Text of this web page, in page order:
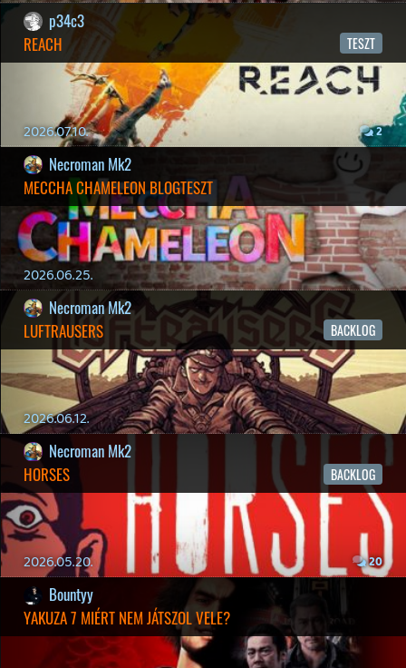
LITTLE NIGHTMARES VR: ALTERED ECHOES
TESZT
2026.04.23. 3
REANIMAL - ELEMZÉS(PODCAST)
2026.04.22.
Necroman Mk2
GLITCHY CUTE LOOP TESZT
2026.04.14. 11
Necroman Mk2
THE EXIT 8
BACKLOG
2026.04.08. 7
axl
AACE COMBAT
AJÁNLÓ
2026.04.04. 4
p34c3
ÁPRILISI VÍÁRADAT
2026.04.03. 4
Necroman Mk2
MY FRIEND PEPPA PIG BACKLOG
Információk Oké, értem és elfogadom!